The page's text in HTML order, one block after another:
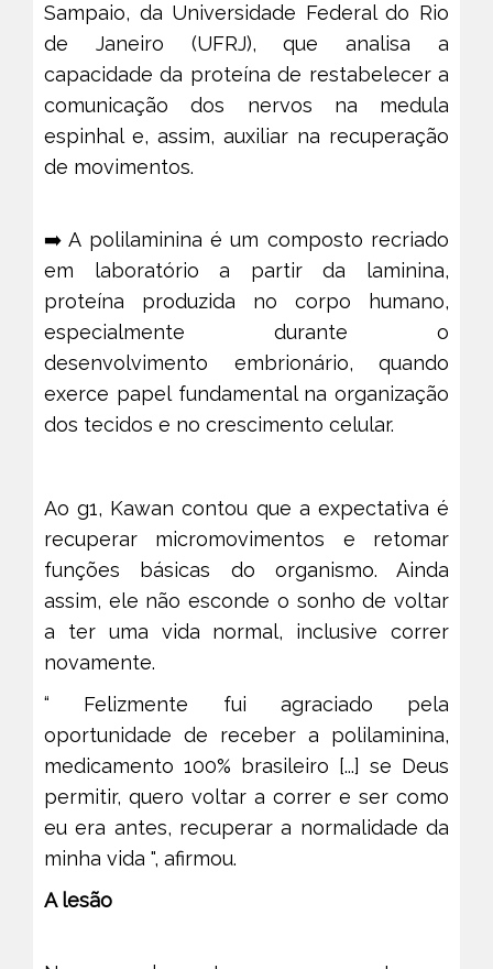
Sampaio, da Universidade Federal do Rio
de Janeiro (UFRJ), que analisa a
capacidade da proteína de restabelecer a
comunicação dos nervos na medula
espinhal e, assim, auxiliar na recuperação
de movimentos.
➡️ A polilaminina é um composto recriado
em laboratório a partir da laminina,
proteína produzida no corpo humano,
especialmente durante o
desenvolvimento embrionário, quando
exerce papel fundamental na organização
dos tecidos e no crescimento celular.
Ao g1, Kawan contou que a expectativa é
recuperar micromovimentos e retomar
funções básicas do organismo. Ainda
assim, ele não esconde o sonho de voltar
a ter uma vida normal, inclusive correr
novamente.
“ Felizmente fui agraciado pela
oportunidade de receber a polilaminina,
medicamento 100% brasileiro [...] se Deus
permitir, quero voltar a correr e ser como
eu era antes, recuperar a normalidade da
minha vida ", afirmou.
A lesão